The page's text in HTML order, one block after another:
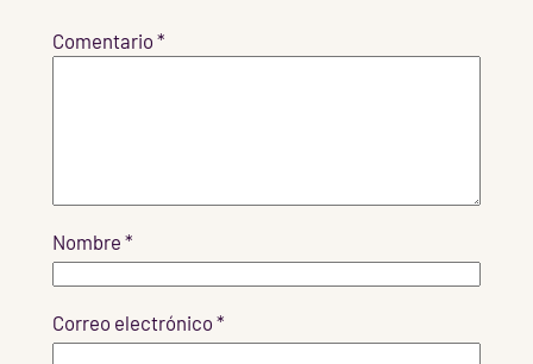
Comentario *
Nombre *
Correo electrónico *